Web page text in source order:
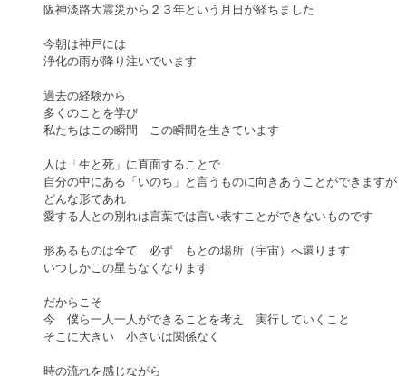
阪神淡路大震災から２３年という月日が経ちました
今朝は神戸には
浄化の雨が降り注いでいます
過去の経験から
多くのことを学び
私たちはこの瞬間　この瞬間を生きています
人は「生と死」に直面することで
自分の中にある「いのち」と言うものに向きあうことができますが
どんな形であれ
愛する人との別れは言葉では言い表すことができないものです
形あるものは全て　必ず　もとの場所（宇宙）へ還ります
いつしかこの星もなくなります
だからこそ
今　僕ら一人一人ができることを考え　実行していくこと
そこに大きい　小さいは関係なく
時の流れを感じながら